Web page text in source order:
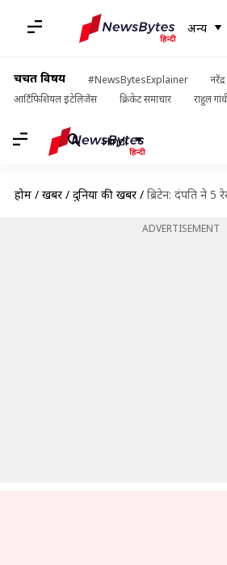
अन्य
चर्चित विषय #NewsBytesExplainer
आर्टिफिशियल इंटेलिजेंस
क्रिकेट समाचार राहुल
Hindi
होम / खबरें / दुनिया की खबरें / ब्रिटेन: दंपति ने 5 रेस्तरां में 1
ADVERTISEMENT